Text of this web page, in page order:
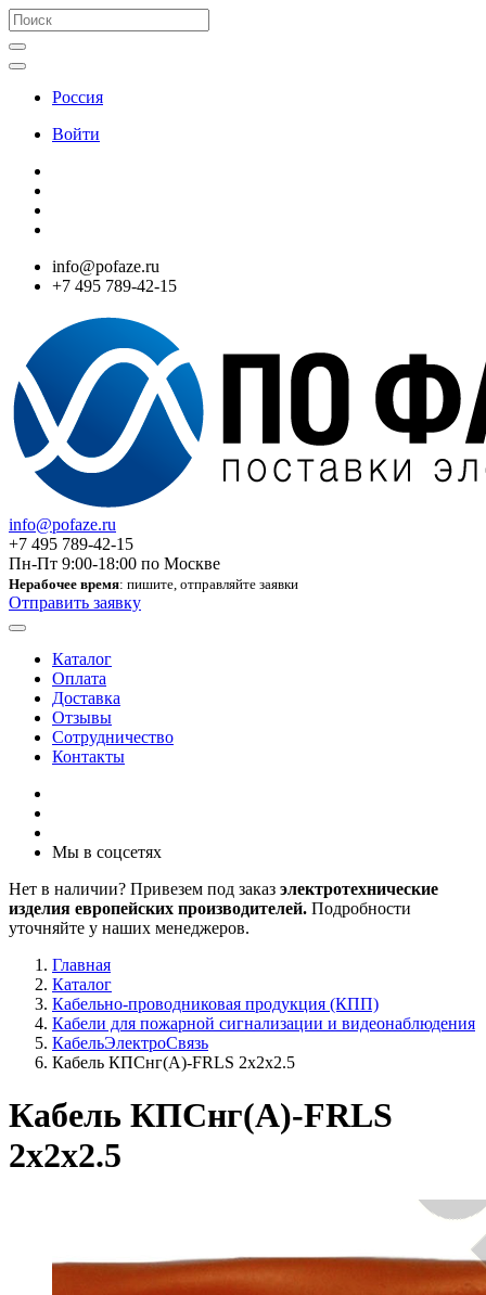
Россия
Войти
info@pofaze.ru
+7 495 789-42-15
info@pofaze.ru
+7 495 789-42-15
Пн-Пт 9:00-18:00 по Москве
Нерабочее время: пишите, отправляйте заявки
Отправить заявку
Каталог
Оплата
Доставка
Отзывы
Сотрудничество
Контакты
Мы в соцсетях
Нет в наличии? Привезем под заказ электротехнические
изделия европейских производителей. Подробности
уточняйте у наших менеджеров.
Главная
Каталог
Кабельно-проводниковая продукция (КПП)
Кабели для пожарной сигнализации и видеонаблюдения
КабельЭлектроСвязь
Кабель КПСнг(А)-FRLS 2х2х2.5
Кабель КПСнг(А)-FRLS
2х2х2.5